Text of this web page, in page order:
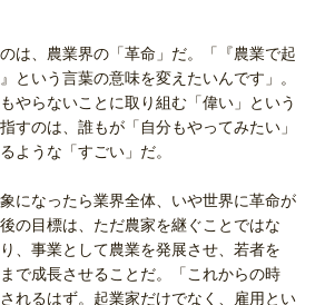
は、農業界の「革命」だ。「『農業で起
という言葉の意味を変えたいんです」。
やらないことに取り組む「偉い」という
すのは、誰もが「自分もやってみたい」
ような「すごい」だ。
になったら業界全体、いや世界に革命が
の目標は、ただ農家を継ぐことではな
、事業として農業を発展させ、若者を
で成長させることだ。「これからの時
れるはず。起業家だけでなく、雇用とい